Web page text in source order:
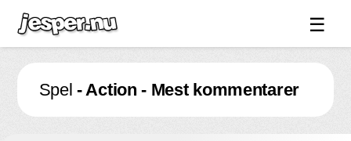
☰
Spel ↓
Bilder ↓
Forum ↓
Spel - Action - Mest kommentarer